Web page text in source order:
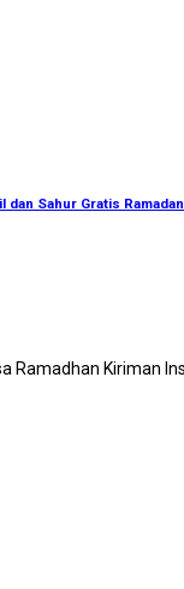
Sahur Gratis Ramadan